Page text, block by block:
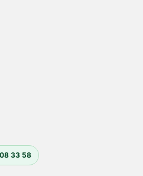
33 58